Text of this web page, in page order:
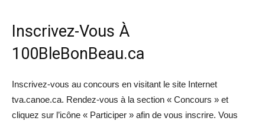
Inscrivez-Vous À
100BleBonBeau.ca
Inscrivez-vous au concours en visitant le site Internet
tva.canoe.ca. Rendez-vous à la section « Concours » et
cliquez sur l’icône « Participer » afin de vous inscrire. Vous